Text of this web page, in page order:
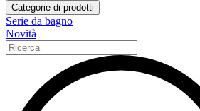
Categorie di prodotti
Serie da bagno
Novità